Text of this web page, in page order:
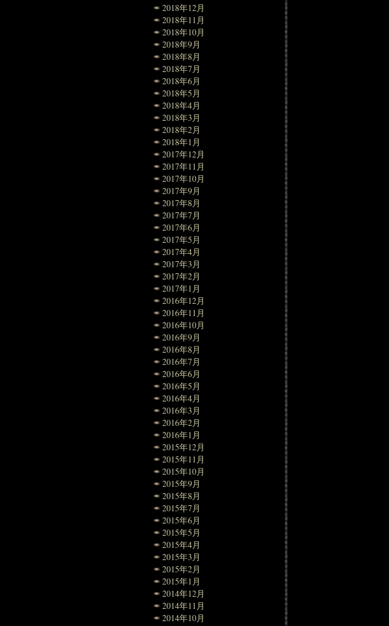
2018年12月
2018年11月
2018年10月
2018年9月
2018年8月
2018年7月
2018年6月
2018年5月
2018年4月
2018年3月
2018年2月
2018年1月
2017年12月
2017年11月
2017年10月
2017年9月
2017年8月
2017年7月
2017年6月
2017年5月
2017年4月
2017年3月
2017年2月
2017年1月
2016年12月
2016年11月
2016年10月
2016年9月
2016年8月
2016年7月
2016年6月
2016年5月
2016年4月
2016年3月
2016年2月
2016年1月
2015年12月
2015年11月
2015年10月
2015年9月
2015年8月
2015年7月
2015年6月
2015年5月
2015年4月
2015年3月
2015年2月
2015年1月
2014年12月
2014年11月
2014年10月